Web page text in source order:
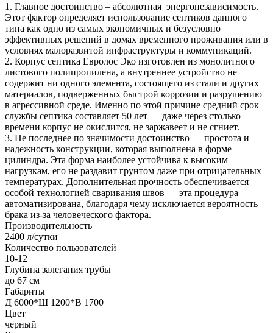
1. Главное достоинство – абсолютная энергонезависимость.
Этот фактор определяет использование септиков данного
типа как одно из самых экономичных и безусловно
эффективных решений в домах временного проживания или в
условиях малоразвитой инфраструктуры и коммуникаций.
2. Корпус септика Евролос Эко изготовлен из монолитного
листового полипропилена, а внутреннее устройство не
содержит ни одного элемента, состоящего из стали и других
материалов, подверженных быстрой коррозии и разрушению
в агрессивной среде. Именно по этой причине средний срок
службы септика составляет 50 лет — даже через столько
времени корпус не окислится, не заржавеет и не сгниет.
3. Не последнее по значимости достоинство — простота и
надежность конструкции, которая выполнена в форме
цилиндра. Эта форма наиболее устойчива к высоким
нагрузкам, его не раздавит грунтом даже при отрицательных
температурах. Дополнительная прочность обеспечивается
особой технологией сваривания швов — эта процедура
автоматизирована, благодаря чему исключается вероятность
брака из-за человеческого фактора.
Производительность
2400 л/сутки
Количество пользователей
10-12
Глубина залегания трубы
до 67 см
Габариты
Д 6000*Ш 1200*В 1700
Цвет
черный